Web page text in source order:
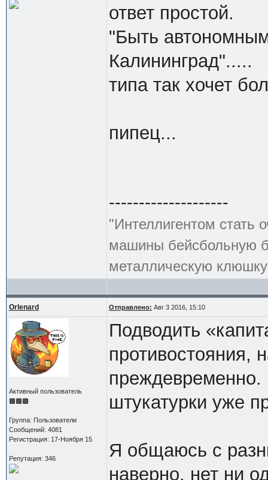
ответ простой.
"Быть
Калининград".....
типа так хочет
пипец...
--------------------
"Интеллигентом стать
машины бейсбольную
металлическую
Orlenard Отправлено: Авг 3 2016, 15:10
Активный пользователь
Группа: Пользователи
Сообщений: 4081
Регистрация: 17-Ноября 15
Репутация: 346
Подводить
преждевременно.
штукатурки уже
Я общаюсь с
наверно, нет ни